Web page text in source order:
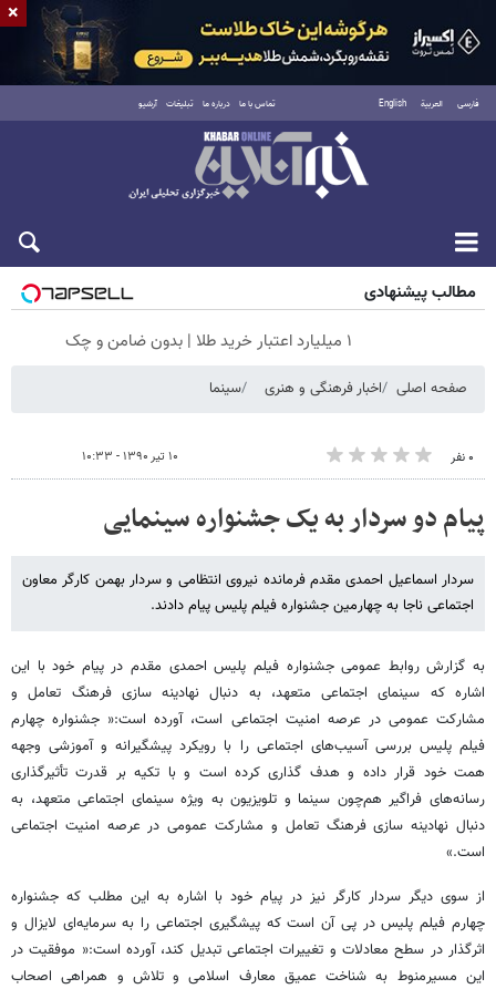
فارسی العربية English تماس با ما درباره ما تبلیغات آرشیو
جمعه ۱۶ مرداد ۱۴۰۵
مطالب پیشنهادی
۱ میلیارد اعتبار خرید طلا | بدون ضامن و چک
صفحه اصلی اخبار فرهنگی و هنری سینما
۰ نفر ۱۰ تیر ۱۳۹۰ - ۱۰:۳۳
پیام دو سردار به یک جشنواره سینمایی
سردار اسماعیل احمدی مقدم فرمانده نیروی انتظامی و سردار بهمن کارگر معاون
اجتماعی ناجا به چهارمین جشنواره فیلم پلیس پیام دادند.
به گزارش روابط عمومی جشنواره فیلم پلیس احمدی مقدم در پیام خود با این
اشاره که سینمای اجتماعی متعهد، به دنبال نهادینه سازی فرهنگ تعامل و
مشارکت عمومی در عرصه‌ امنیت اجتماعی است، آورده است:« جشنواره چهارم
فیلم پلیس بررسی آسیب‌های اجتماعی را با رویکرد پیشگیرانه و آموزشی وجهه
همت خود قرار داده و هدف گذاری کرده است و با تکیه بر قدرت تأثیرگذاری
رسانه‌های فراگیر هم‌چون سینما و تلویزیون به ویژه سینمای اجتماعی متعهد، به
دنبال نهادینه سازی فرهنگ تعامل و مشارکت عمومی در عرصه‌ امنیت اجتماعی
است.»
از سوی دیگر سردار کارگر نیز در پیام خود با اشاره به این مطلب که جشنواره
چهارم فیلم پلیس در پی آن است که پیشگیری اجتماعی را به سرمایه‌ای لایزال و
اثرگذار در سطح معادلات و تغییرات اجتماعی تبدیل کند، آورده است:« موفقیت در
این مسیرمنوط به شناخت عمیق معارف اسلامی و تلاش و همراهی اصحاب
×